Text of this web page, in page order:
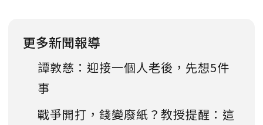
更多新聞報導
譚敦慈：迎接一個人老後，先想5件
事
戰爭開打，錢變廢紙？教授提醒：這